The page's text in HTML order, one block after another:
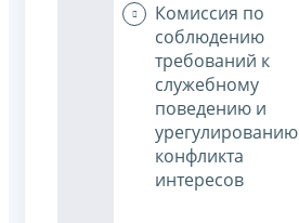
Комиссия по
соблюдению
требований к
служебному
поведению и
урегулированию
конфликта
интересов